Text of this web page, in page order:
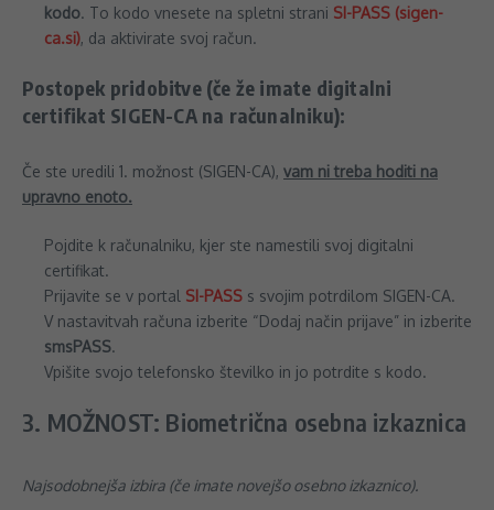
kodo. To kodo vnesete na spletni strani SI-PASS (sigen-
ca.si), da aktivirate svoj račun.
Postopek pridobitve (če že imate digitalni
certifikat SIGEN-CA na računalniku):
Če ste uredili 1. možnost (SIGEN-CA), vam ni treba hoditi na
upravno enoto.
Pojdite k računalniku, kjer ste namestili svoj digitalni
certifikat.
Prijavite se v portal SI-PASS s svojim potrdilom SIGEN-CA.
V nastavitvah računa izberite “Dodaj način prijave” in izberite
smsPASS.
Vpišite svojo telefonsko številko in jo potrdite s kodo.
3. MOŽNOST: Biometrična osebna izkaznica
Najsodobnejša izbira (če imate novejšo osebno izkaznico).